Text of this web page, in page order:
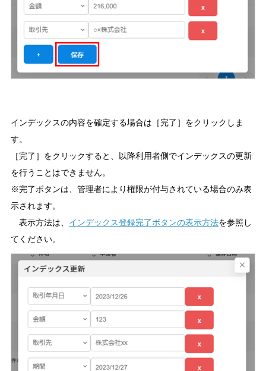
インデックスの内容を確定する場合は［完了］をクリックしま
す。
［完了］をクリックすると、以降利用者側でインデックスの更新
を行うことはできません。
※完了ボタンは、管理者により権限が付与されている場合のみ表
示されます。
表示方法は、 インデックス登録完了ボタンの表示方法を参照し
てください。